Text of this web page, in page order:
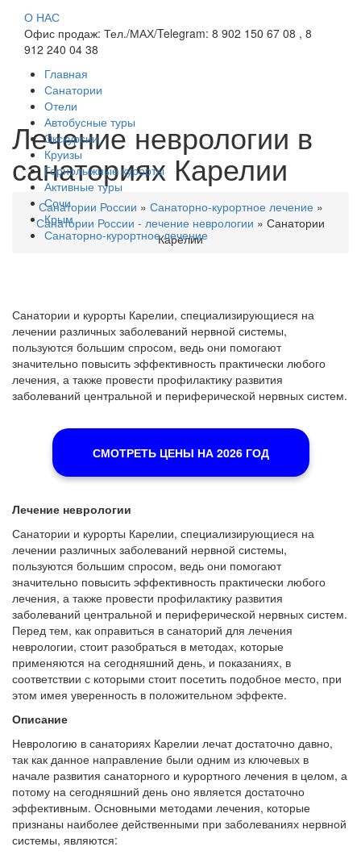
О НАС
Офис продаж: Тел./МАХ/Telegram: 8 902 150 67 08 , 8
912 240 04 38
Главная
Санатории
Отели
Автобусные туры
Экскурсии
Круизы
Горнолыжные курорты
Активные туры
Сочи
Крым
Санаторно-курортное лечение
Лечение неврологии в
санаториях Карелии
Санатории России » Санаторно-курортное лечение»
Санатории России - лечение неврологии » Санатории
Карелии
Санатории и курорты Карелии, специализирующиеся на
лечении различных заболеваний нервной системы,
пользуются большим спросом, ведь они помогают
значительно повысить эффективность практически любого
лечения, а также провести профилактику развития
заболеваний центральной и периферической нервных систем.
СМОТРЕТЬ ЦЕНЫ НА 2026 ГОД
Лечение неврологии
Санатории и курорты Карелии, специализирующиеся на
лечении различных заболеваний нервной системы,
пользуются большим спросом, ведь они помогают
значительно повысить эффективность практически любого
лечения, а также провести профилактику развития
заболеваний центральной и периферической нервных систем.
Перед тем, как оправиться в санаторий для лечения
неврологии, стоит разобраться в методах, которые
применяются на сегодняшний день, и показаниях, в
соответствии с которыми стоит посетить подобное место, при
этом имея уверенность в положительном эффекте.
Описание
Неврологию в санаториях Карелии лечат достаточно давно,
так как данное направление были одним из ключевых в
начале развития санаторного и курортного лечения в целом, а
потому на сегодняшний день оно является достаточно
эффективным. Основными методами лечения, которые
признаны наиболее действенными при заболеваниях нервной
системы, являются: